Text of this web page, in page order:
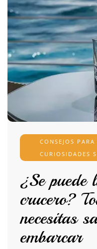
CONSEJOS
CURIOSIDADES
¿Se
crucero?
necesitas
embarcar